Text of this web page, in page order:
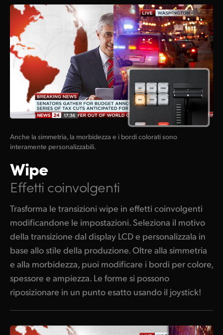
Anche la simmetria, la morbidezza e i bordi colorati sono
interamente personalizzabili.
Wipe
Effetti coinvolgenti
Trasforma le transizioni wipe in effetti coinvolgenti
modificandone le impostazioni. Seleziona il motivo
della transizione dal display LCD e personalizzala in
base allo stile della produzione. Oltre alla simmetria
e alla morbidezza, puoi modificare i bordi per colore,
spessore e ampiezza. Le forme si possono
riposizionare in un punto esatto usando il joystick!